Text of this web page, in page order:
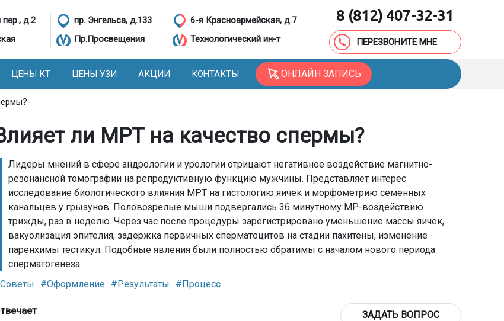
пер., д.2
пр. Энгельса, д.133
Пр.Просвещения
6-я Красноармейская, д.7
Технологический ин-т
8 (812) 407-32-31
ПЕРЕЗВОНИТЕ МНЕ
ЦЕНЫ КТ ЦЕНЫ УЗИ АКЦИИ КОНТАКТЫ ОНЛАЙН ЗАПИСЬ
ли МРТ на качество спермы?
Лидеры мнений в сфере андрологии и урологии отрицают негативное воздействие магнитно-
резонансной томографии на репродуктивную функцию мужчины. Представляет интерес
исследование биологического влияния МРТ на гистологию яичек и морфометрию семенных
канальцев у грызунов. Половозрелые мыши подвергались 36 минутному МР-воздействию
трижды, раз в неделю. Через час после процедуры зарегистрировано уменьшение массы яичек,
вакуолизация эпителия, задержка первичных сперматоцитов на стадии пахитены, изменение
паренхимы тестикул. Подобные явления были полностью обратимы с началом нового периода
сперматогенеза.
#Оформление #Результаты #Процесс
ЗАДАТЬ ВОПРОС